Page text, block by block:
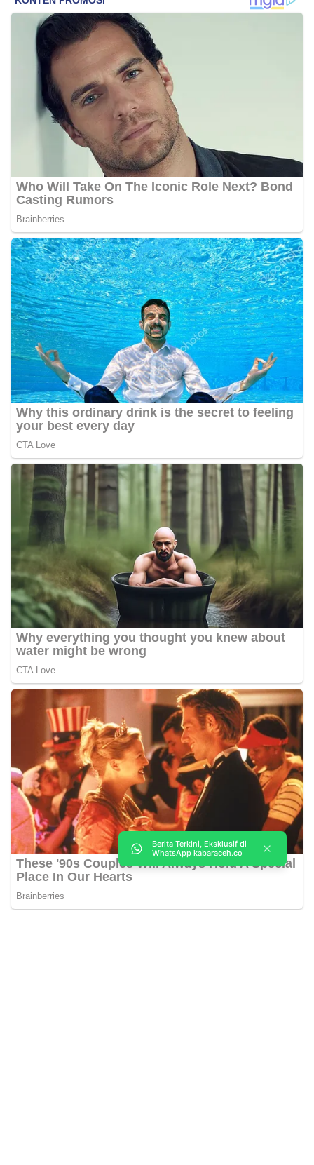
Berita Terkini, Eksklusif di
WhatsApp kabaraceh.co